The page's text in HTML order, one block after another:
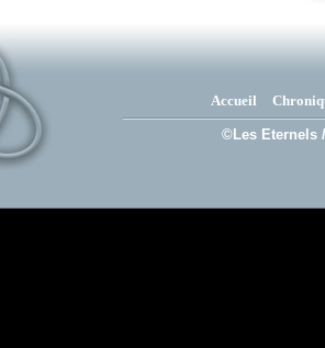
Accueil
©Les Eternels